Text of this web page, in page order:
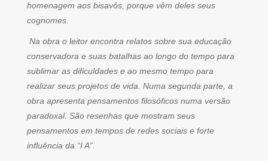
homenagem aos bisavôs, porque vêm deles seus
cognomes.
Na obra o leitor encontra relatos sobre sua educação
conservadora e suas batalhas ao longo do tempo para
sublimar as dificuldades e ao mesmo tempo para
realizar seus projetos de vida. Numa segunda parte, a
obra apresenta pensamentos filosóficos numa versão
paradoxal. São resenhas que mostram seus
pensamentos em tempos de redes sociais e forte
influência da “I A”.